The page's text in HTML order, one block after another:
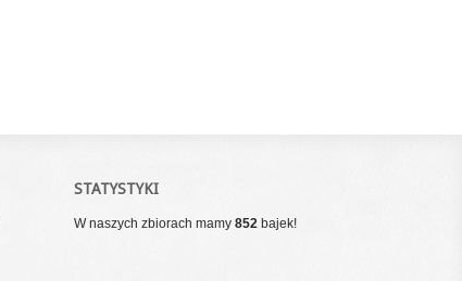
STATYSTYKI
W naszych zbiorach mamy 852 bajek!